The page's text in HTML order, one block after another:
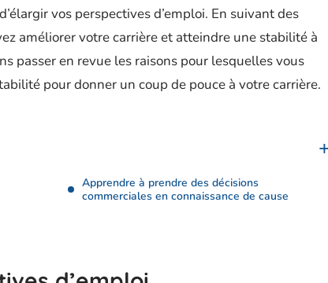
vos perspectives d’emploi. En suivant des
améliorer votre carrière et atteindre une stabilité à
passer en revue les raisons pour lesquelles vous
pour donner un coup de pouce à votre carrière.
Apprendre à prendre des décisions
commerciales en connaissance de cause